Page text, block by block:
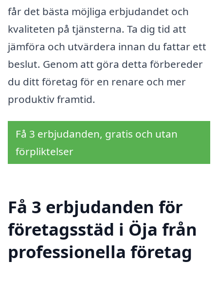
får det bästa möjliga erbjudandet och
kvaliteten på tjänsterna. Ta dig tid att
jämföra och utvärdera innan du fattar ett
beslut. Genom att göra detta förbereder
du ditt företag för en renare och mer
produktiv framtid.
Få 3 erbjudanden, gratis och utan
förpliktelser
Få 3 erbjudanden för
företagsstäd i Öja från
professionella företag